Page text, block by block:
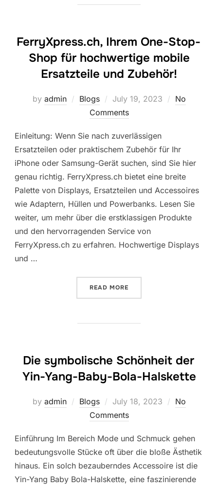
FerryXpress.ch, Ihrem One-Stop-
Shop für hochwertige mobile
Ersatzteile und Zubehör!
by admin Blogs
Posted
on
July 19, 2023
No
Comments
Einleitung: Wenn Sie nach zuverlässigen
Ersatzteilen oder praktischem Zubehör für Ihr
iPhone oder Samsung-Gerät suchen, sind Sie hier
genau richtig. FerryXpress.ch bietet eine breite
Palette von Displays, Ersatzteilen und Accessoires
wie Adaptern, Hüllen und Powerbanks. Lesen Sie
weiter, um mehr über die erstklassigen Produkte
und den hervorragenden Service von
FerryXpress.ch zu erfahren. Hochwertige Displays
und …
READ MORE
Die symbolische Schönheit der
Yin-Yang-Baby-Bola-Halskette
by admin Blogs
Posted
on
July 18, 2023
No
Comments
Einführung Im Bereich Mode und Schmuck gehen
bedeutungsvolle Stücke oft über die bloße Ästhetik
hinaus. Ein solch bezauberndes Accessoire ist die
Yin-Yang Baby Bola-Halskette, eine faszinierende